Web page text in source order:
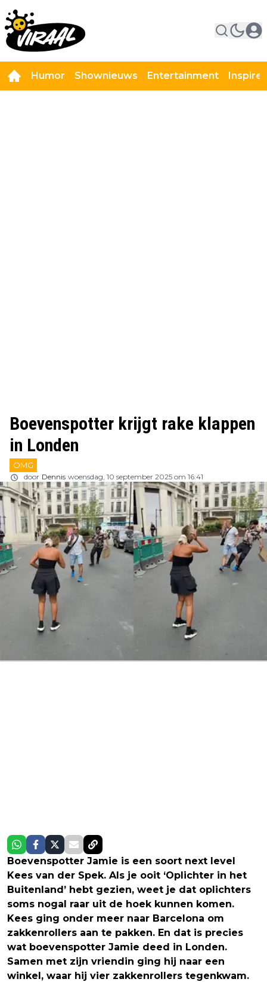
Humor Shownieuws Entertainment
Boevenspotter krijgt rake klappen
in Londen
OMG
door Dennis woensdag, 10 september 2025 om 16:41
Boevenspotter Jamie is een soort next level
Kees van der Spek. Als je ooit ‘Oplichter in het
Buitenland’ hebt gezien, weet je dat oplichters
soms nogal raar uit de hoek kunnen komen.
Kees ging onder meer naar Barcelona om
zakkenrollers aan te pakken. En dat is precies
wat boevenspotter Jamie deed in Londen.
Samen met zijn vriendin ging hij naar een
winkel, waar hij vier zakkenrollers tegenkwam.